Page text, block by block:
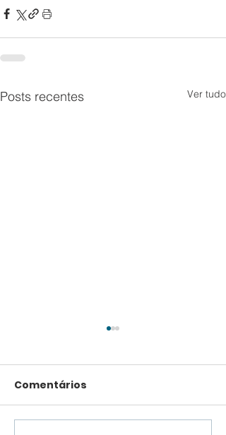
Posts recentes Ver tudo
Comentários